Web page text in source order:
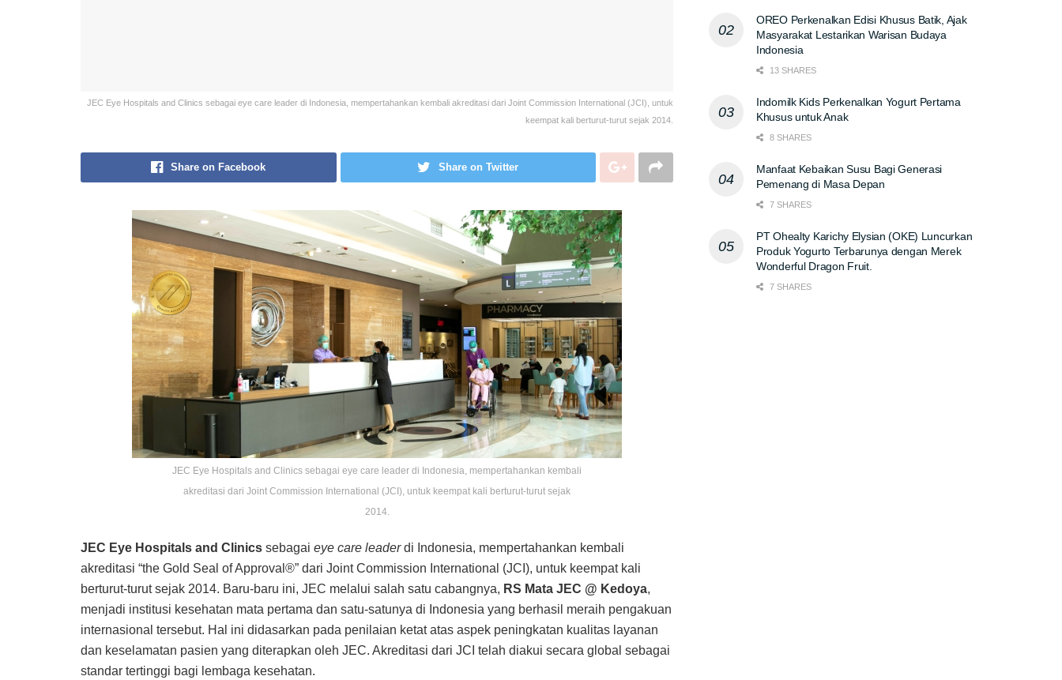
JEC Eye Hospitals and Clinics sebagai eye care leader di Indonesia, mempertahankan kembali akreditasi dari Joint Commission International (JCI), untuk
keempat kali berturut-turut sejak 2014.
Share on Facebook Share on Twitter
JEC Eye Hospitals and Clinics sebagai eye care leader di Indonesia, mempertahankan kembali
akreditasi dari Joint Commission International (JCI), untuk keempat kali berturut-turut sejak
2014.
JEC Eye Hospitals and Clinics sebagai eye care leaderdi Indonesia, mempertahankan kembali
akreditasi “the Gold Seal of Approval®” dari Joint Commission International (JCI), untuk keempat kali
berturut-turut sejak 2014. Baru-baru ini, JEC melalui salah satu cabangnya, RS Mata JEC @ Kedoya,
menjadi institusi kesehatan mata pertama dan satu-satunya di Indonesia yang berhasil meraih pengakuan
internasional tersebut. Hal ini didasarkan pada penilaian ketat atas aspek peningkatan kualitas layanan
dan keselamatan pasien yang diterapkan oleh JEC. Akreditasi dari JCI telah diakui secara global sebagai
standar tertinggi bagi lembaga kesehatan.
OREO Perkenalkan Edisi Khusus Batik, Ajak
Masyarakat Lestarikan Warisan Budaya
Indonesia
13 SHARES
Indomilk Kids Perkenalkan Yogurt Pertama
Khusus untuk Anak
8 SHARES
Manfaat Kebaikan Susu Bagi Generasi
Pemenang di Masa Depan
7 SHARES
PT Ohealty Karichy Elysian (OKE) Luncurkan
Produk Yogurto Terbarunya dengan Merek
Wonderful Dragon Fruit.
7 SHARES